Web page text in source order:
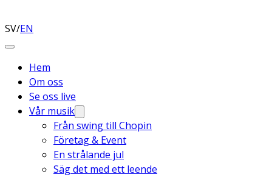
SV/EN
Hem
Om oss
Se oss live
Vår musik
Från swing till Chopin
Företag & Event
En strålande jul
Säg det med ett leende